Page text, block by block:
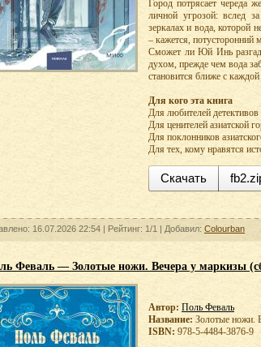
Город потрясает череда
личной угрозой: вслед
зеркалах и вода, которой
– кажется, потусторонний
Сможет ли Юй Инь
духом, прежде чем вода
становится ближе с каждой
Для кого эта книга
Для любителей детективов
Для ценителей азиатской
Для поклонников
Для тех, кому нравятся
Скачать
16.07.2026 22:54 | Рейтинг: 1/1 | Добавил: Colourban
Феваль — Золотые ножи. Вечера у маркизы
Автор: Поль Феваль
Название: Золотые ножи.
ISBN: 978-5-4484-3876-9